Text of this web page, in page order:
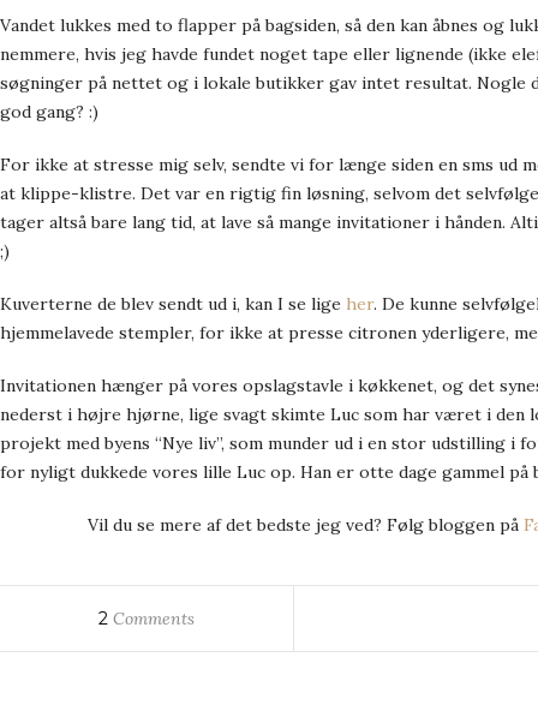
Vandet lukkes med to flapper på bagsiden, så den kan åbnes og
nemmere, hvis jeg havde fundet noget tape eller lignende (ikke
søgninger på nettet og i lokale butikker gav intet resultat. Nogle
god gang? :)
For ikke at stresse mig selv, sendte vi for længe siden en sms ud
at klippe-klistre. Det var en rigtig fin løsning, selvom det
tager altså bare lang tid, at lave så mange invitationer i hånden.
;)
Kuverterne de blev sendt ud i, kan I se lige her. De kunne
hjemmelavede stempler, for ikke at presse citronen yderligere,
Invitationen hænger på vores opslagstavle i køkkenet, og det
nederst i højre hjørne, lige svagt skimte Luc som har været i den
projekt med byens “Nye liv”, som munder ud i en stor udstilling i
for nyligt dukkede vores lille Luc op. Han er otte dage gammel
Vil du se mere af det bedste jeg ved? Følg bloggen på
2 Comments